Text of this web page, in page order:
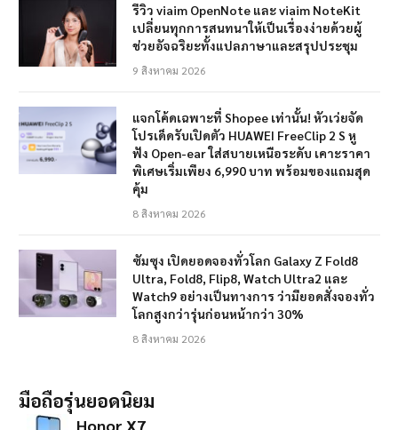
รีวิว viaim OpenNote และ viaim NoteKit
เปลี่ยนทุกการสนทนาให้เป็นเรื่องง่ายด้วยผู้
ช่วยอัจฉริยะทั้งแปลภาษาและสรุปประชุม
9 สิงหาคม 2026
แจกโค้ดเฉพาะที่ Shopee เท่านั้น! หัวเว่ยจัด
โปรเด็ดรับเปิดตัว HUAWEI FreeClip 2 S หู
ฟัง Open-ear ใส่สบายเหนือระดับ เคาะราคา
พิเศษเริ่มเพียง 6,990 บาท พร้อมของแถมสุด
คุ้ม
8 สิงหาคม 2026
ซัมซุง เปิดยอดจองทั่วโลก Galaxy Z Fold8
Ultra, Fold8, Flip8, Watch Ultra2 และ
Watch9 อย่างเป็นทางการ ว่ามียอดสั่งจองทั่ว
โลกสูงกว่ารุ่นก่อนหน้ากว่า 30%
8 สิงหาคม 2026
มือถือรุ่นยอดนิยม
Honor X7